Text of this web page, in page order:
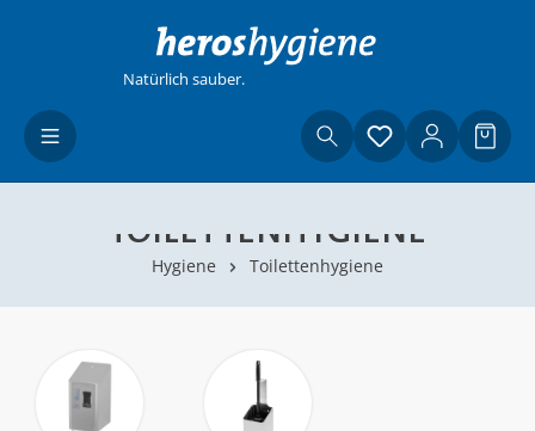
Zum Hauptinhalt springen
Natürlich sauber.
Du hast 0
TOILETTENHYGIENE
Hygiene Toilettenhygiene